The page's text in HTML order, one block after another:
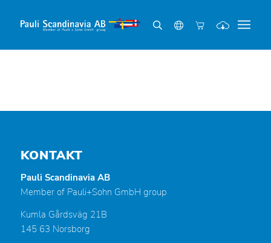
KONTAKT
Pauli Scandinavia AB
Member of Pauli+Sohn GmbH group
Kumla Gårdsväg 21B
145 63 Norsborg